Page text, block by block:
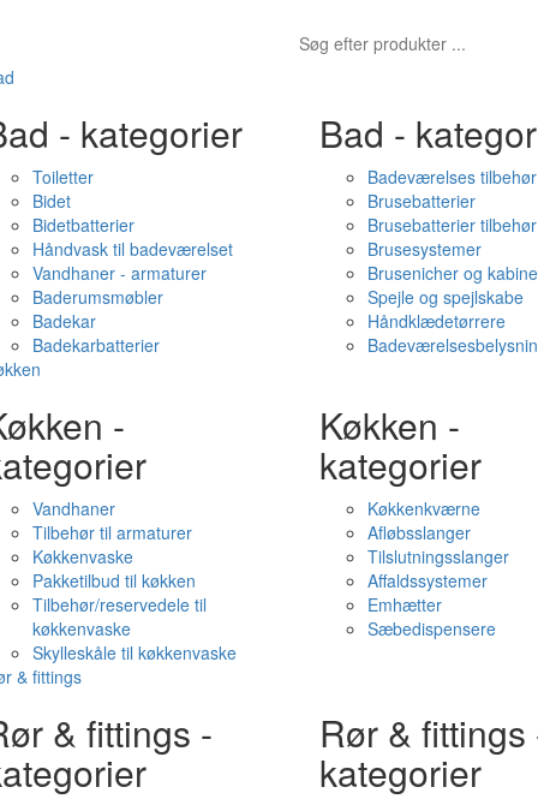
- kategorier
Toiletter
Bidet
Bidetbatterier
Håndvask til badeværelset
Vandhaner - armaturer
Baderumsmøbler
Badekar
Badekarbatterier
Bad -
Badeværelses tilbehør
Brusebatterier
Brusebatterier tilbehør
Brusesystemer
Brusenicher og
Spejle og spejlskabe
Håndklædetørrere
-
Vandhaner
Tilbehør til armaturer
Køkkenvaske
Pakketilbud til køkken
Tilbehør/reservedele til
køkkenvaske
Skylleskåle til køkkenvaske
Køkken -
kategorier
Køkkenkværne
Afløbsslanger
Tilslutningsslanger
Affaldssystemer
Emhætter
Sæbedispensere
& fittings
& fittings - Rør & fittings
kategorier